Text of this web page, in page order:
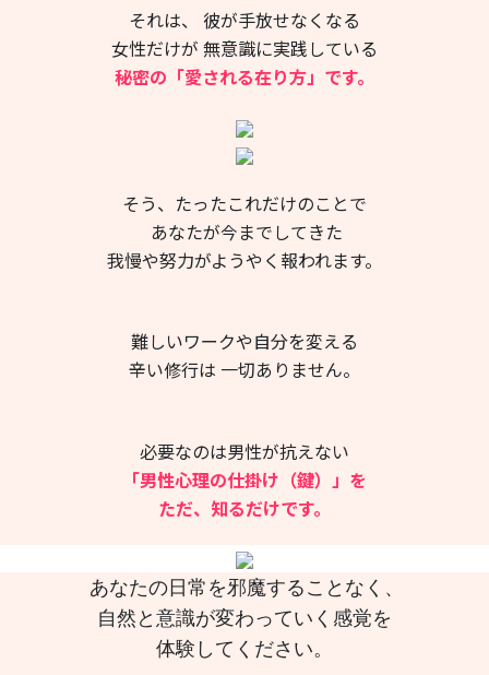
それは、 彼が手放せなくなる
女性だけが 無意識に実践している
秘密の「愛される在り方」です。
そう、たったこれだけのことで
あなたが今までしてきた
我慢や努力がようやく報われます。
難しいワークや自分を変える
辛い修行は 一切ありません。
必要なのは男性が抗えない
「男性心理の仕掛け（鍵）」を
ただ、知るだけです。
あなたの日常を邪魔することなく、
自然と意識が変わっていく感覚を
体験してください。